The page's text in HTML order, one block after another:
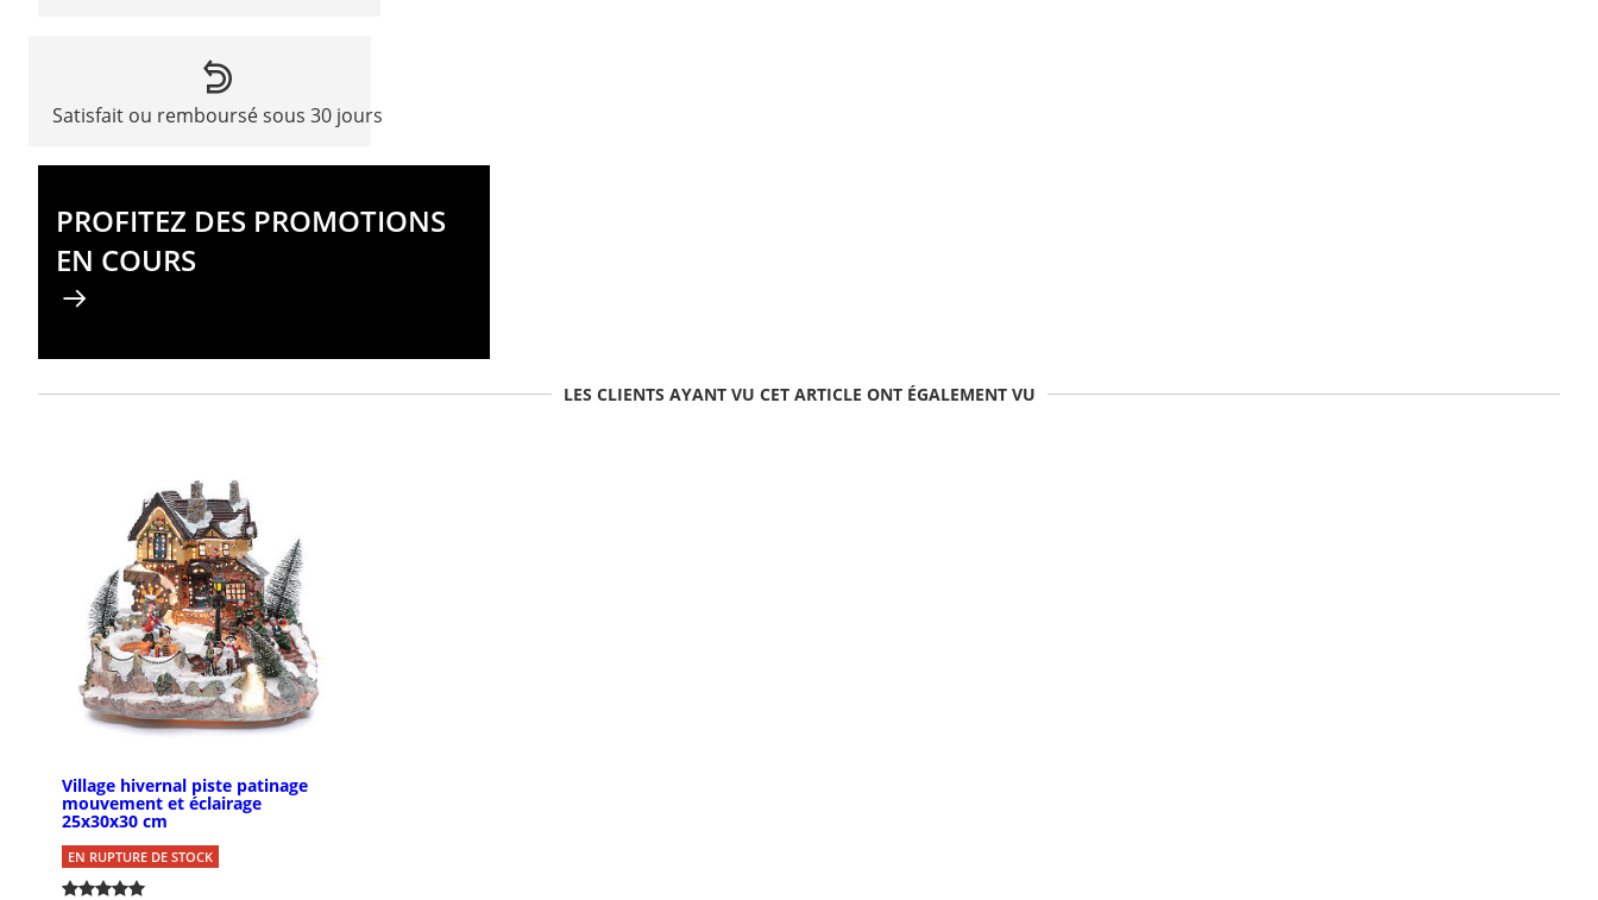
Satisfait ou remboursé sous 30 jours
PROFITEZ DES PROMOTIONS
EN COURS
LES CLIENTS AYANT VU CET ARTICLE ONT ÉGALEMENT VU
Village hivernal piste patinage
mouvement et éclairage
25x30x30 cm
EN RUPTURE DE STOCK